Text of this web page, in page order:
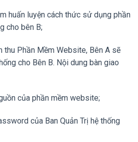
huấn luyện cách thức sử dụng phần
cho bên B;
thu Phần Mềm Website, Bên A sẽ
cho Bên B. Nội dung bàn giao
của phần mềm website;
của Ban Quản Trị hệ thống